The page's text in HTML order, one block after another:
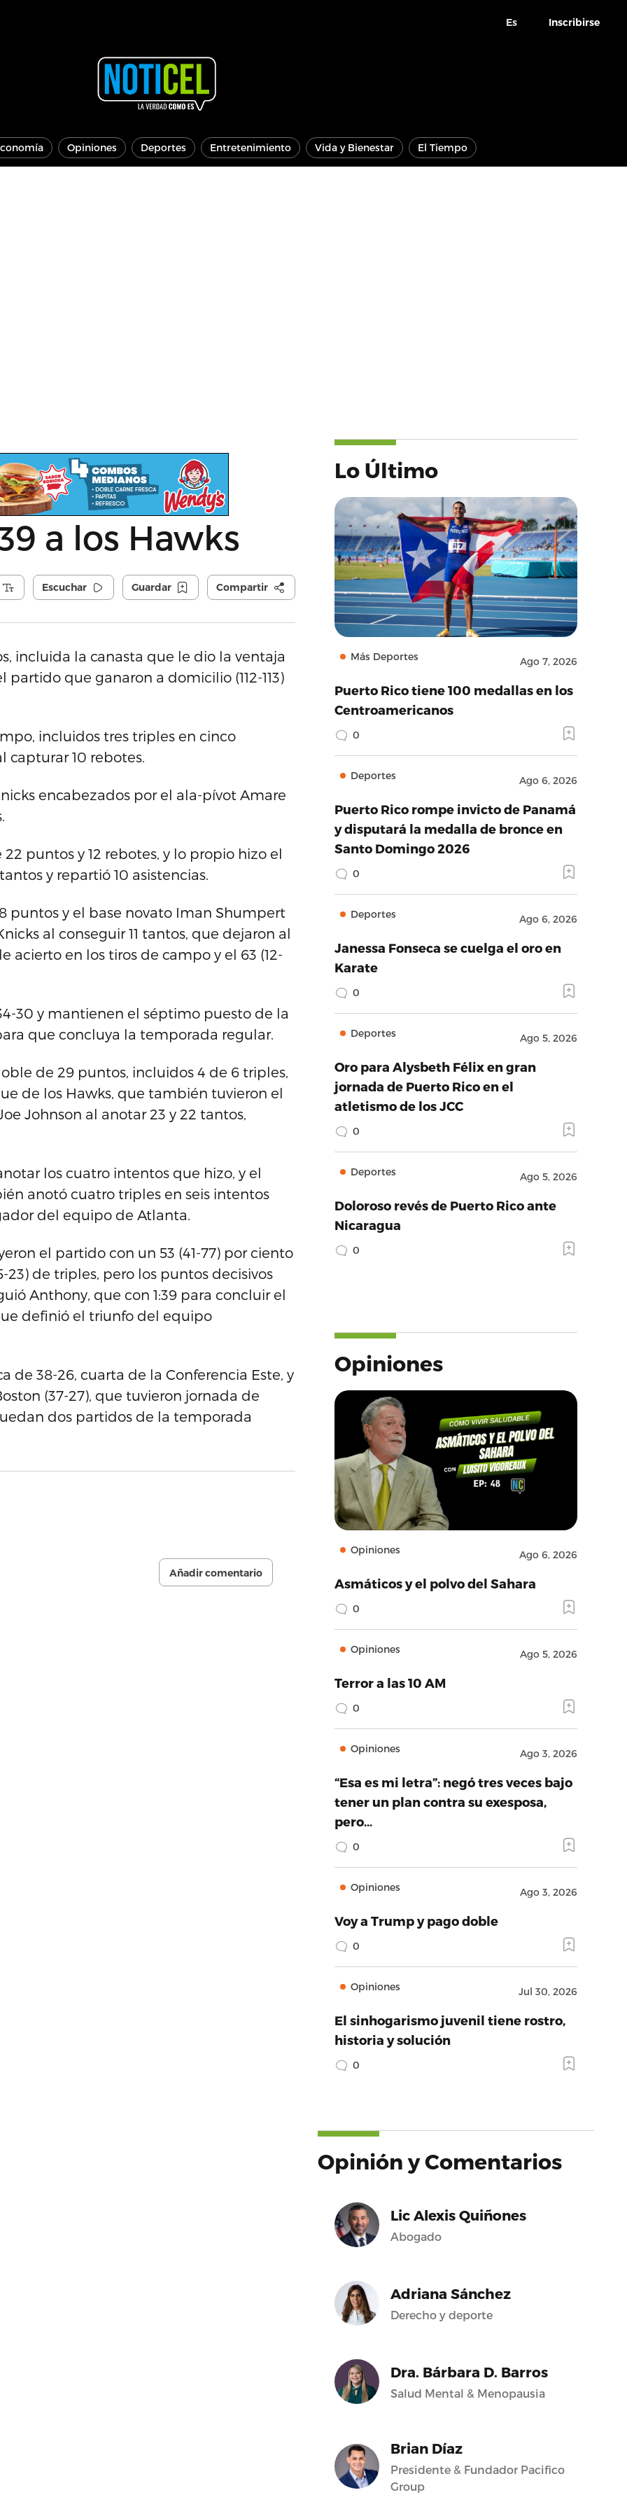
Es Inscribirse
Opiniones Deportes Entretenimiento Vida y Bienestar El Tiempo
a los Hawks
Escuchar Guardar Compartir
incluida la canasta que le dio la ventaja
que ganaron a domicilio (112-113)
incluidos tres triples en cinco
10 rebotes.
encabezados por el ala-pívot Amare
puntos y 12 rebotes, y lo propio hizo el
y repartió 10 asistencias.
puntos y el base novato Iman Shumpert
al conseguir 11 tantos, que dejaron al
acierto en los tiros de campo y el 63 (12-
30 y mantienen el séptimo puesto de la
que concluya la temporada regular.
de 29 puntos, incluidos 4 de 6 triples,
de los Hawks, que también tuvieron el
Johnson al anotar 23 y 22 tantos,
los cuatro intentos que hizo, y el
anotó cuatro triples en seis intentos
del equipo de Atlanta.
el partido con un 53 (41-77) por ciento
23) de triples, pero los puntos decisivos
Anthony, que con 1:39 para concluir el
definió el triunfo del equipo
de 38-26, cuarta de la Conferencia Este, y
(37-27), que tuvieron jornada de
dos partidos de la temporada
Añadir comentario
Lo Último
Más Deportes Ago 7, 2026
Puerto Rico tiene 100 medallas en los
Centroamericanos
0
Deportes Ago 6, 2026
Puerto Rico rompe invicto de Panamá
y disputará la medalla de bronce en
Santo Domingo 2026
0
Deportes Ago 6, 2026
Janessa Fonseca se cuelga el oro en
Karate
0
Deportes Ago 5, 2026
Oro para Alysbeth Félix en gran
jornada de Puerto Rico en el
atletismo de los JCC
0
Deportes Ago 5, 2026
Doloroso revés de Puerto Rico ante
Nicaragua
0
Opiniones
Opiniones Ago 6, 2026
Asmáticos y el polvo del Sahara
0
Opiniones Ago 5, 2026
Terror a las 10 AM
0
Opiniones Ago 3, 2026
“Esa es mi letra”: negó tres veces bajo
tener un plan contra su exesposa,
pero…
0
Opiniones Ago 3, 2026
Voy a Trump y pago doble
0
Opiniones Jul 30, 2026
El sinhogarismo juvenil tiene rostro,
historia y solución
0
Opinión y Comentarios
Lic Alexis Quiñones
Abogado
Adriana Sánchez
Derecho y deporte
Dra. Bárbara D. Barros
Salud Mental & Menopausia
Brian Díaz
Presidente & Fundador Pacifico
Group